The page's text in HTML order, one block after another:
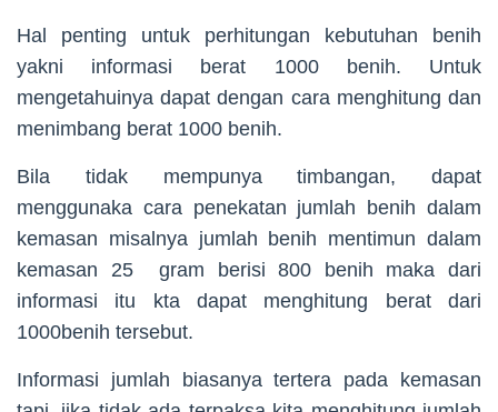
Hal penting untuk perhitungan kebutuhan benih
yakni informasi berat 1000 benih. Untuk
mengetahuinya dapat dengan cara menghitung dan
menimbang berat 1000 benih.
Bila tidak mempunya timbangan, dapat
menggunaka cara penekatan jumlah benih dalam
kemasan misalnya jumlah benih mentimun dalam
kemasan 25 gram berisi 800 benih maka dari
informasi itu kta dapat menghitung berat dari
1000benih tersebut.
Informasi jumlah biasanya tertera pada kemasan